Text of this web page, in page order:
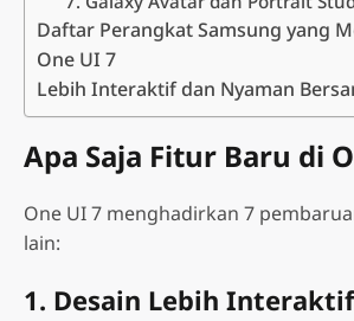
Daftar Perangkat Samsung yang
One UI 7
Lebih Interaktif dan Nyaman
Apa Saja Fitur Baru di
One UI 7 menghadirkan 7
lain:
1. Desain Lebih